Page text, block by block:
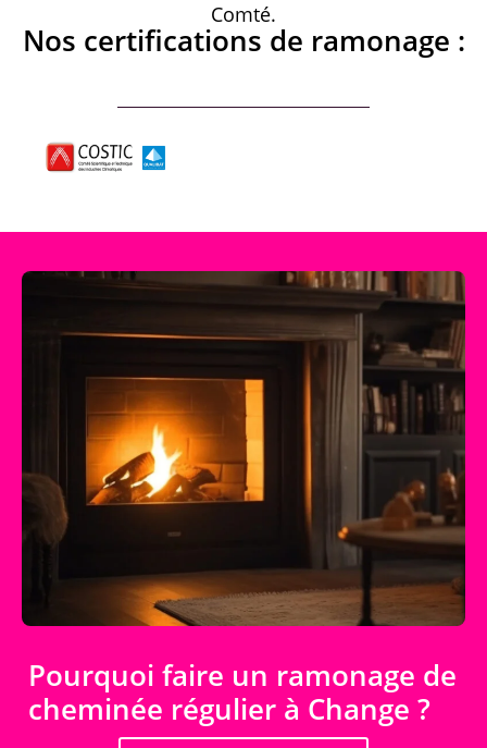
Comté.
Nos certifications de ramonage :
Pourquoi faire un ramonage de
cheminée régulier à Change ?